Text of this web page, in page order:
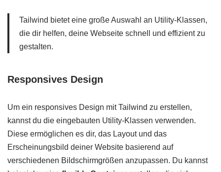
Tailwind bietet eine große Auswahl an Utility-Klassen,
die dir helfen, deine Webseite schnell und effizient zu
gestalten.
Responsives Design
Um ein responsives Design mit Tailwind zu erstellen,
kannst du die eingebauten Utility-Klassen verwenden.
Diese ermöglichen es dir, das Layout und das
Erscheinungsbild deiner Website basierend auf
verschiedenen Bildschirmgrößen anzupassen. Du kannst